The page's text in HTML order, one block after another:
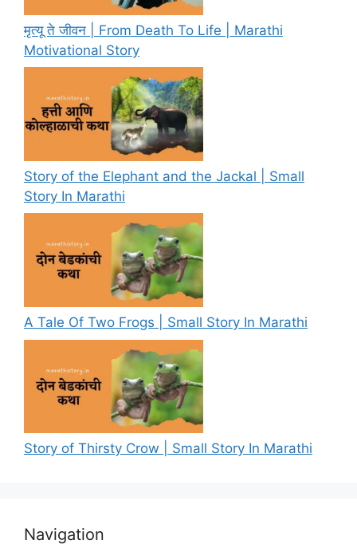
मृत्यू ते जीवन | From Death To Life | Marathi
Motivational Story
Story of the Elephant and the Jackal | Small
Story In Marathi
A Tale Of Two Frogs | Small Story In Marathi
Story of Thirsty Crow | Small Story In Marathi
Navigation